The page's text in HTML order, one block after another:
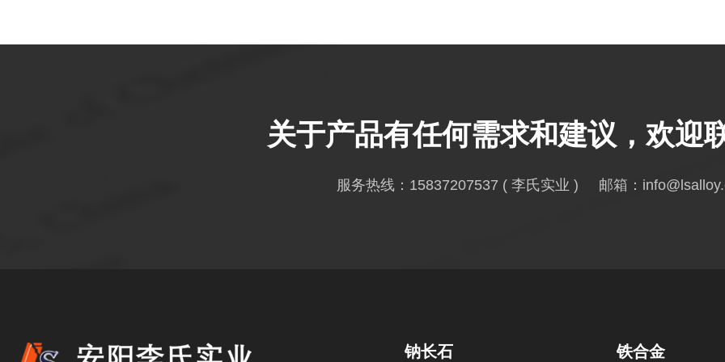
关于产品有任何需求和建议，欢迎
服务热线： 15837207537 ( 李氏实业 ) 邮箱：
钠长石 铁合金